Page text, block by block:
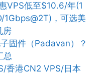
VPS低至$10.6/年(1
1Gbps@2T)，可选美
房
固件（Padavan）？
总
香港CN2 VPS/日本